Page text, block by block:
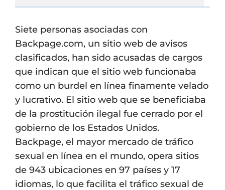
Siete personas asociadas con
Backpage.com, un sitio web de avisos
clasificados, han sido acusadas de cargos
que indican que el sitio web funcionaba
como un burdel en línea finamente velado
y lucrativo. El sitio web que se beneficiaba
de la prostitución ilegal fue cerrado por el
gobierno de los Estados Unidos.
Backpage, el mayor mercado de tráfico
sexual en línea en el mundo, opera sitios
de 943 ubicaciones en 97 países y 17
idiomas, lo que facilita el tráfico sexual de